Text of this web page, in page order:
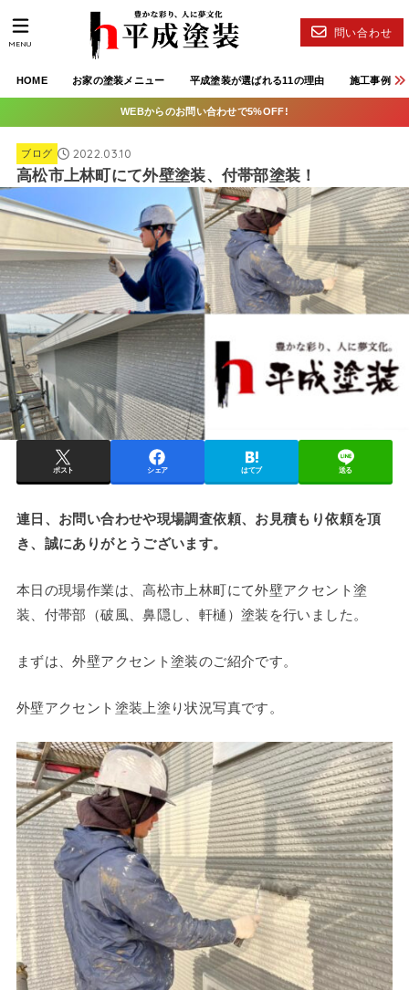
HOME お家の塗装メニュー 平成塗装が選ばれる11の理由 施工事例
問い合わせ
MENU
WEBからのお問い合わせで5%OFF!
ブログ 2022.03.10
高松市上林町にて外壁塗装、付帯部塗装！
ポスト シェア はてブ 送る
連日、お問い合わせや現場調査依頼、お見積もり依頼を頂
き、誠にありがとうございます。
本日の現場作業は、高松市上林町にて外壁アクセント塗
装、付帯部（破風、鼻隠し、軒樋）塗装を行いました。
まずは、外壁アクセント塗装のご紹介です。
外壁アクセント塗装上塗り状況写真です。